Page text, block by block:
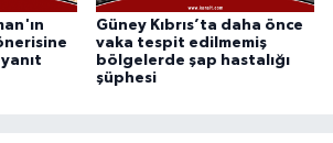
Güney Kıbrıs’ta daha önce
vaka tespit edilmemiş
bölgelerde şap hastalığı
şüphesi